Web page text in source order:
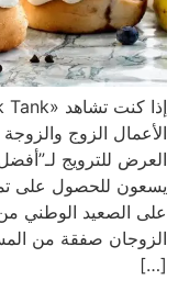
الأعمال الزوج
العرض للترويج
يسعون للحصول على
على الصعيد الوطني
الزوجان صفقة من
[…]